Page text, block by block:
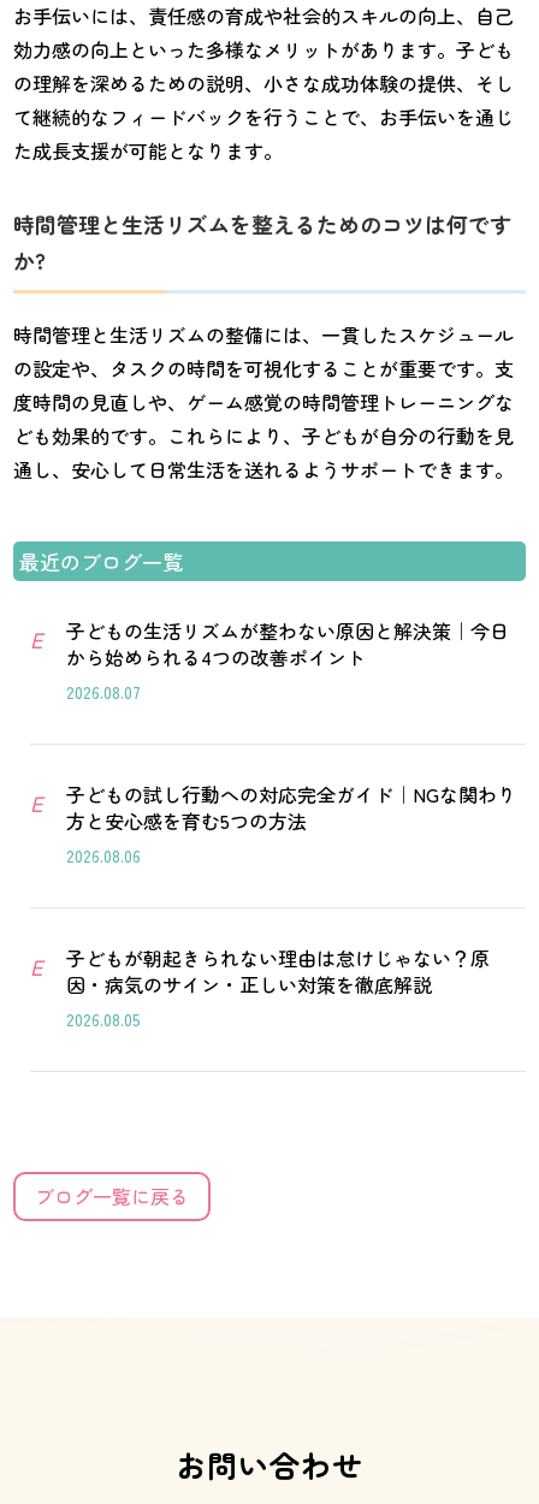
お手伝いには、責任感の育成や社会的スキルの向上、自己
効力感の向上といった多様なメリットがあります。子ども
の理解を深めるための説明、小さな成功体験の提供、そし
て継続的なフィードバックを行うことで、お手伝いを通じ
た成長支援が可能となります。
時間管理と生活リズムを整えるためのコツは何です
か?
時間管理と生活リズムの整備には、一貫したスケジュール
の設定や、タスクの時間を可視化することが重要です。支
度時間の見直しや、ゲーム感覚の時間管理トレーニングな
ども効果的です。これらにより、子どもが自分の行動を見
通し、安心して日常生活を送れるようサポートできます。
最近のブログ一覧
E
子どもの生活リズムが整わない原因と解決策｜今日
から始められる4つの改善ポイント
2026.08.07
E
子どもの試し行動への対応完全ガイド｜NGな関わり
方と安心感を育む5つの方法
2026.08.06
E
子どもが朝起きられない理由は怠けじゃない？原
因・病気のサイン・正しい対策を徹底解説
2026.08.05
ブログ一覧に戻る
お問い合わせ